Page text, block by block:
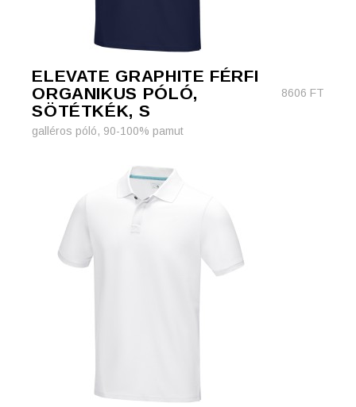
ELEVATE GRAPHITE FÉRFI
ORGANIKUS PÓLÓ,
SÖTÉTKÉK, S
8606 FT
galléros póló, 90-100% pamut